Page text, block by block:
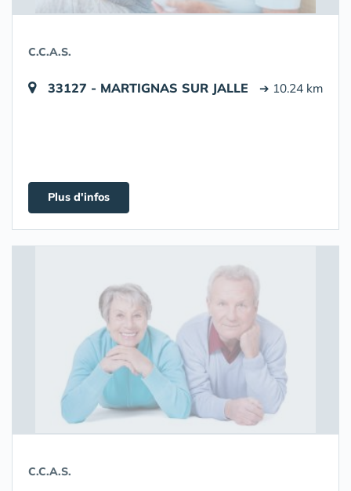
C.C.A.S.
33127 - MARTIGNAS SUR JALLE ➔ 10.24 km
Plus d'infos
C.C.A.S.